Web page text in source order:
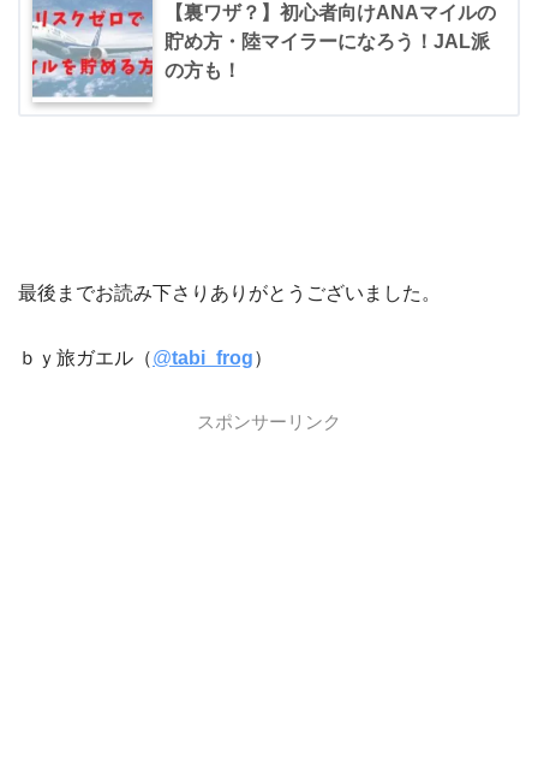
【裏ワザ？】初心者向けANAマイルの
貯め方・陸マイラーになろう！JAL派
の方も！
最後までお読み下さりありがとうございました。
ｂｙ旅ガエル（@tabi_frog）
スポンサーリンク